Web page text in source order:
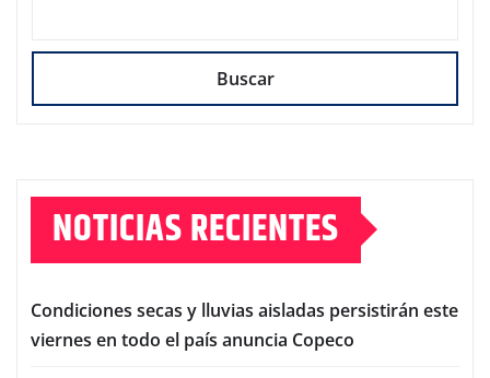
Buscar
NOTICIAS RECIENTES
Condiciones secas y lluvias aisladas persistirán este
viernes en todo el país anuncia Copeco